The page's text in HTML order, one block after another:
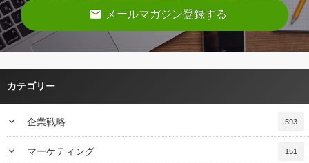
email メールマガジン登録する
カテゴリー
keyboard_arrow_down 企業戦略 593
keyboard_arrow_down マーケティング 151